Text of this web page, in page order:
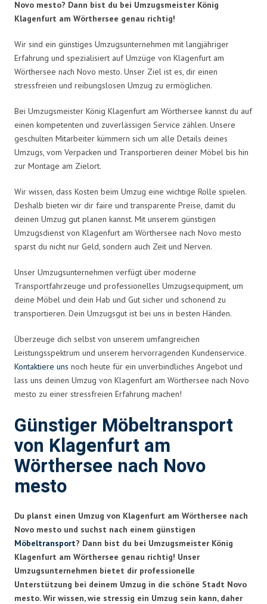
Novo mesto? Dann bist du bei Umzugsmeister König
Klagenfurt am Wörthersee genau richtig!
Wir sind ein günstiges Umzugsunternehmen mit langjähriger
Erfahrung und spezialisiert auf Umzüge von Klagenfurt am
Wörthersee nach Novo mesto. Unser Ziel ist es, dir einen
stressfreien und reibungslosen Umzug zu ermöglichen.
Bei Umzugsmeister König Klagenfurt am Wörthersee kannst du auf
einen kompetenten und zuverlässigen Service zählen. Unsere
geschulten Mitarbeiter kümmern sich um alle Details deines
Umzugs, vom Verpacken und Transportieren deiner Möbel bis hin
zur Montage am Zielort.
Wir wissen, dass Kosten beim Umzug eine wichtige Rolle spielen.
Deshalb bieten wir dir faire und transparente Preise, damit du
deinen Umzug gut planen kannst. Mit unserem günstigen
Umzugsdienst von Klagenfurt am Wörthersee nach Novo mesto
sparst du nicht nur Geld, sondern auch Zeit und Nerven.
Unser Umzugsunternehmen verfügt über moderne
Transportfahrzeuge und professionelles Umzugsequipment, um
deine Möbel und dein Hab und Gut sicher und schonend zu
transportieren. Dein Umzugsgut ist bei uns in besten Händen.
Überzeuge dich selbst von unserem umfangreichen
Leistungsspektrum und unserem hervorragenden Kundenservice.
Kontaktiere uns noch heute für ein unverbindliches Angebot und
lass uns deinen Umzug von Klagenfurt am Wörthersee nach Novo
mesto zu einer stressfreien Erfahrung machen!
Günstiger Möbeltransport
von Klagenfurt am
Wörthersee nach Novo
mesto
Du planst einen Umzug von Klagenfurt am Wörthersee nach
Novo mesto und suchst nach einem günstigen
Möbeltransport? Dann bist du bei Umzugsmeister König
Klagenfurt am Wörthersee genau richtig! Unser
Umzugsunternehmen bietet dir professionelle
Unterstützung bei deinem Umzug in die schöne Stadt Novo
mesto. Wir wissen, wie stressig ein Umzug sein kann, daher